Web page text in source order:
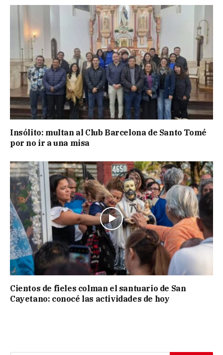
Insólito: multan al Club Barcelona de Santo Tomé
por no ir a una misa
Cientos de fieles colman el santuario de San
Cayetano: conocé las actividades de hoy